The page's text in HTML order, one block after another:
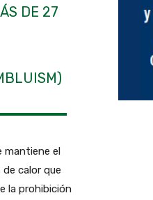
DE 27
mantiene el
calor que
la prohibición